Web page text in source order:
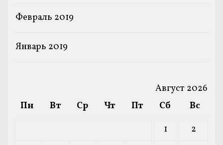
Февраль 2019
Январь 2019
Август 2026
Пн
Вт Ср Чт Пт Сб
Вс
1
2